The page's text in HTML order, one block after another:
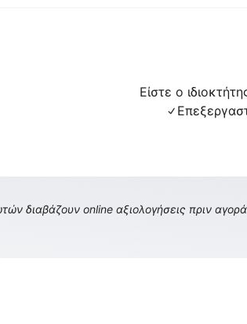
Είστε ο
διαβάζουν online αξιολογήσεις πριν